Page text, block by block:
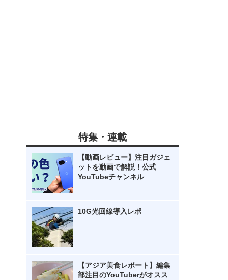
特集・連載
【動画レビュー】注目ガジェ
ットを動画で解説！公式
YouTubeチャンネル
10G光回線導入レポ
【アジア美食レポート】編集
部注目のYouTuberがオスス